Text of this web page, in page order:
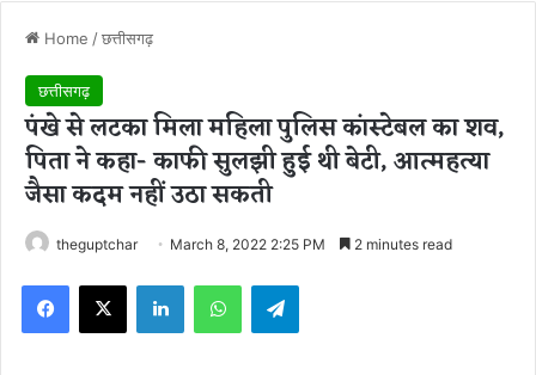
Home /छत्तीसगढ़
छत्तीसगढ़
पंखे से लटका मिला महिला पुलिस कांस्टेबल का शव,
पिता ने कहा- काफी सुलझी हुई थी बेटी, आत्महत्या
जैसा कदम नहीं उठा सकती
theguptchar March 8, 2022 2:25 PM 2 minutes read